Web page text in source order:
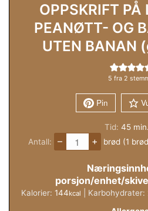
OPPSKRIFT PÅ
PEANØTT- OG
UTEN BANAN
5 fra 2
Pin
Tid: 45 min.
Antall:
– + brød (1
porsjon/enhet/
Kalorier: 144kcal Karbohydrater: